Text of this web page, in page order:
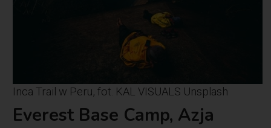
Inca Trail w Peru, fot. KAL VISUALS Unsplash
Everest Base Camp, Azja